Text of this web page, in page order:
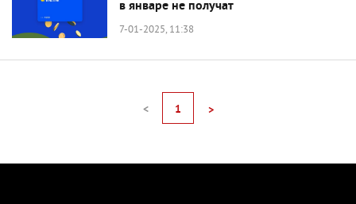
в январе не получат
7-01-2025, 11:38
< 1 >